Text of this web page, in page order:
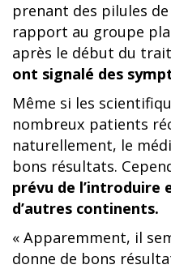
prenant des pilules
rapport au groupe
après le début du
ont signalé des
Même si les
nombreux patients
naturellement, le
bons résultats.
prévu de l’introduire
d’autres continents.
« Apparemment, il
donne de bons